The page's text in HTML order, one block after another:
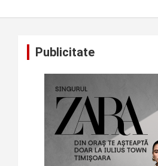
Publicitate